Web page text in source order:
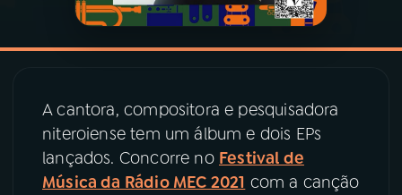
PROGRAMAS
06 VIDEOCASTS
07ÚLTIMAS
A cantora, compositora e pesquisadora
niteroiense tem um álbum e dois EPs
lançados. Concorre no Festival de
Música da Rádio MEC 2021 com a canção